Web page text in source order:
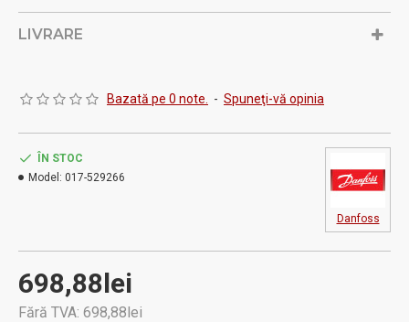
LIVRARE
Bazată pe 0 note. - Spuneţi-vă opinia
698,88lei
Fără TVA: 698,88lei
ÎN STOC
Model: 017-529266
Danfoss